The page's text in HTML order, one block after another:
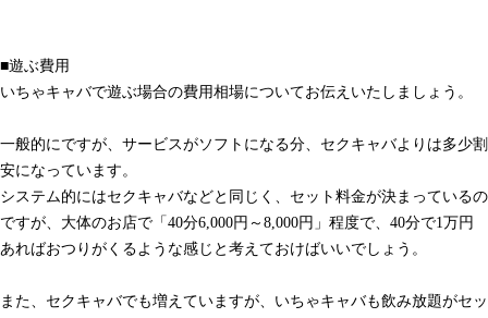
■遊ぶ費用
いちゃキャバで遊ぶ場合の費用相場についてお伝えいたしましょう。
一般的にですが、サービスがソフトになる分、セクキャバよりは多少割
安になっています。
システム的にはセクキャバなどと同じく、セット料金が決まっているの
ですが、大体のお店で「40分6,000円～8,000円」程度で、40分で1万円
あればおつりがくるような感じと考えておけばいいでしょう。
また、セクキャバでも増えていますが、いちゃキャバも飲み放題がセッ